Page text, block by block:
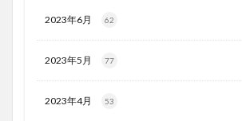
2023年6月 62
2023年5月 77
2023年4月 53